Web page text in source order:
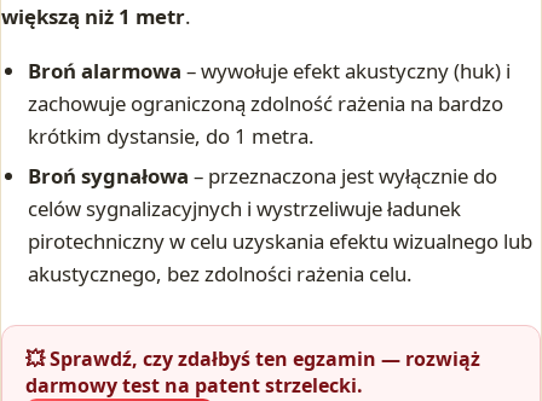
większą niż 1 metr.
Broń alarmowa – wywołuje efekt akustyczny (huk) i
zachowuje ograniczoną zdolność rażenia na bardzo
krótkim dystansie, do 1 metra.
Broń sygnałowa – przeznaczona jest wyłącznie do
celów sygnalizacyjnych i wystrzeliwuje ładunek
pirotechniczny w celu uzyskania efektu wizualnego lub
akustycznego, bez zdolności rażenia celu.
💥 Sprawdź, czy zdałbyś ten egzamin — rozwiąż
darmowy test na patent strzelecki.